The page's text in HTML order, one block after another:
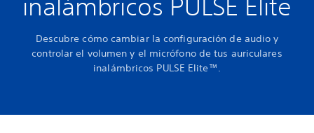
inalámbricos PULSE Elite
Descubre cómo cambiar la configuración de audio y
controlar el volumen y el micrófono de tus auriculares
inalámbricos PULSE Elite™.